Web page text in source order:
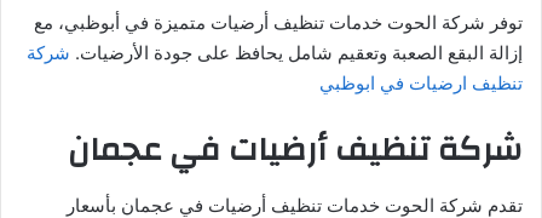
توفر شركة الحوت خدمات تنظيف أرضيات متميزة في أبوظبي، مع
إزالة البقع الصعبة وتعقيم شامل يحافظ على جودة الأرضيات. شركة
تنظيف ارضيات في ابوظبي
شركة تنظيف أرضيات في عجمان
تقدم شركة الحوت خدمات تنظيف أرضيات في عجمان بأسعار